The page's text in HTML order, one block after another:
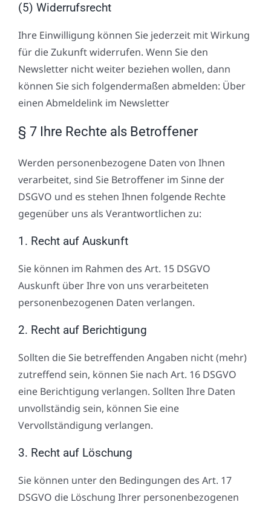
(5) Widerrufsrecht
Ihre Einwilligung können Sie jederzeit mit Wirkung
für die Zukunft widerrufen. Wenn Sie den
Newsletter nicht weiter beziehen wollen, dann
können Sie sich folgendermaßen abmelden: Über
einen Abmeldelink im Newsletter
§ 7 Ihre Rechte als Betroffener
Werden personenbezogene Daten von Ihnen
verarbeitet, sind Sie Betroffener im Sinne der
DSGVO und es stehen Ihnen folgende Rechte
gegenüber uns als Verantwortlichen zu:
1. Recht auf Auskunft
Sie können im Rahmen des Art. 15 DSGVO
Auskunft über Ihre von uns verarbeiteten
personenbezogenen Daten verlangen.
2. Recht auf Berichtigung
Sollten die Sie betreffenden Angaben nicht (mehr)
zutreffend sein, können Sie nach Art. 16 DSGVO
eine Berichtigung verlangen. Sollten Ihre Daten
unvollständig sein, können Sie eine
Vervollständigung verlangen.
3. Recht auf Löschung
Sie können unter den Bedingungen des Art. 17
DSGVO die Löschung Ihrer personenbezogenen